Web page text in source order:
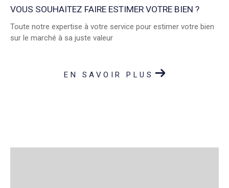
VOUS SOUHAITEZ FAIRE ESTIMER VOTRE BIEN ?
Toute notre expertise à votre service pour estimer votre bien
sur le marché à sa juste valeur
EN SAVOIR PLUS